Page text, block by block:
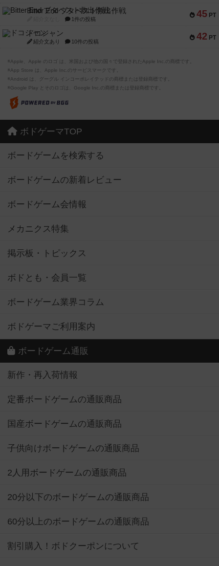
45 PT
Bitter End ブタペスト救出作戦
1件の投稿
42 PT
ドコジャン
紹介文あり 10件の投稿
※Apple、Apple のロゴ は、米国および他の国々で登録されたApple Inc.の商標です。
※App Store は、Apple Inc.のサービスマークです。
※Android は、グーグル インコーポレイテッドの商標または登録商標です。
※Google Play とそのロゴは、Google Inc.の商標または登録商標です。
ボドゲーマTOP
ボードゲームを検索する
ボードゲームの新着レビュー
ボードゲーム会情報
メカニクス特集
掲示板・トピックス
ボドとも・会員一覧
ボードゲーム業界コラム
ボドゲーマご利用案内
ボードゲーム通販
新作・再入荷情報
定番ボードゲームの通販商品
国産ボードゲームの通販商品
子供向けボードゲームの通販商品
2人用ボードゲームの通販商品
20分以下のボードゲームの通販商品
60分以上のボードゲームの通販商品
割引購入！ボドクーポンについて